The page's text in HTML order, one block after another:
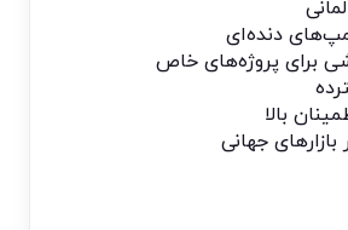
دنده‌ای
برای پروژه‌های خاص
بالا
جهانی